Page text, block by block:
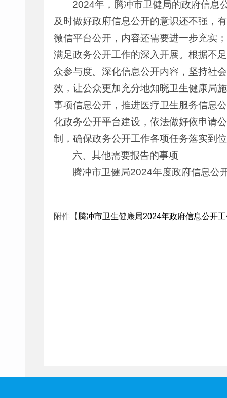
2024年，腾冲市卫健局的政府信息
及时做好政府信息公开的意识还不强，
微信平台公开，内容还需要进一步充实
满足政务公开工作的深入开展。根据不
众参与度。深化信息公开内容，坚持社
效，让公众更加充分地知晓卫生健康局
事项信息公开，推进医疗卫生服务信息
化政务公开平台建设，依法做好依申请
制，确保政务公开工作各项任务落实到
六、其他需要报告的事项
腾冲市卫健局2024年度政府信息公
附件【 腾冲市卫生健康局2024年政府信息公开